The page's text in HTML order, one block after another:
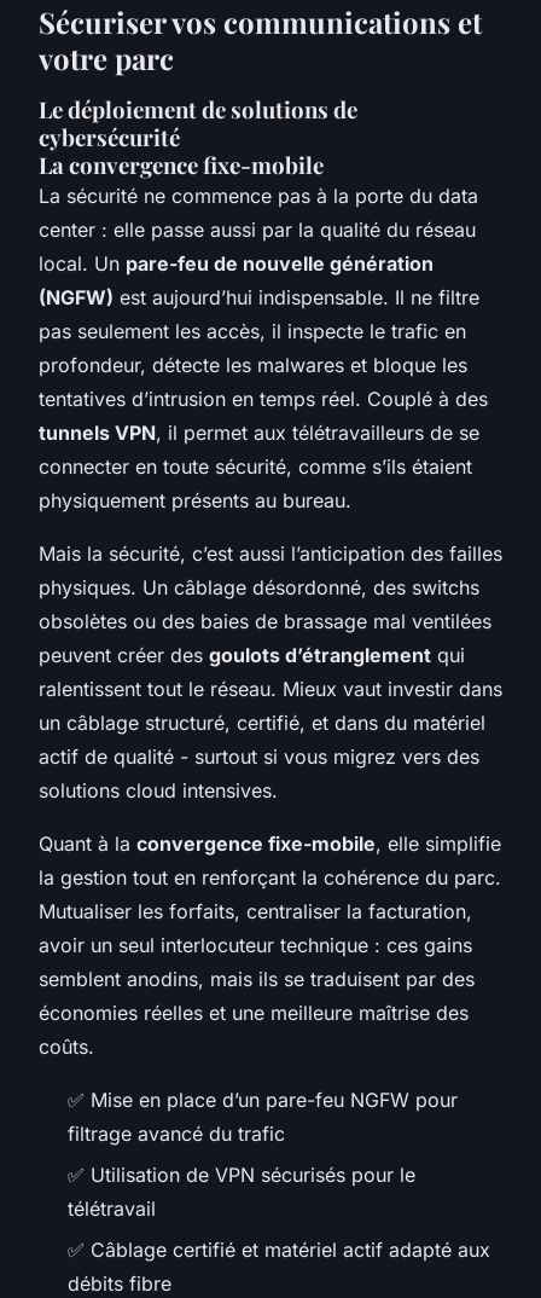
Sécuriser vos communications et
votre parc
Le déploiement de solutions de
cybersécurité
La convergence fixe-mobile
La sécurité ne commence pas à la porte du data
center : elle passe aussi par la qualité du réseau
local. Un pare-feu de nouvelle génération
(NGFW) est aujourd’hui indispensable. Il ne filtre
pas seulement les accès, il inspecte le trafic en
profondeur, détecte les malwares et bloque les
tentatives d’intrusion en temps réel. Couplé à des
tunnels VPN, il permet aux télétravailleurs de se
connecter en toute sécurité, comme s’ils étaient
physiquement présents au bureau.
Mais la sécurité, c’est aussi l’anticipation des failles
physiques. Un câblage désordonné, des switchs
obsolètes ou des baies de brassage mal ventilées
peuvent créer des goulots d’étranglement qui
ralentissent tout le réseau. Mieux vaut investir dans
un câblage structuré, certifié, et dans du matériel
actif de qualité - surtout si vous migrez vers des
solutions cloud intensives.
Quant à la convergence fixe-mobile, elle simplifie
la gestion tout en renforçant la cohérence du parc.
Mutualiser les forfaits, centraliser la facturation,
avoir un seul interlocuteur technique : ces gains
semblent anodins, mais ils se traduisent par des
économies réelles et une meilleure maîtrise des
coûts.
✅ Mise en place d’un pare-feu NGFW pour
filtrage avancé du trafic
✅ Utilisation de VPN sécurisés pour le
télétravail
✅ Câblage certifié et matériel actif adapté aux
débits fibre